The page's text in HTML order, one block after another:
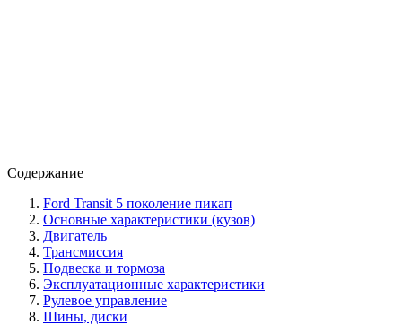
Содержание
Ford Transit 5 поколение пикап
Основные характеристики (кузов)
Двигатель
Трансмиссия
Подвеска и тормоза
Эксплуатационные характеристики
Рулевое управление
Шины, диски